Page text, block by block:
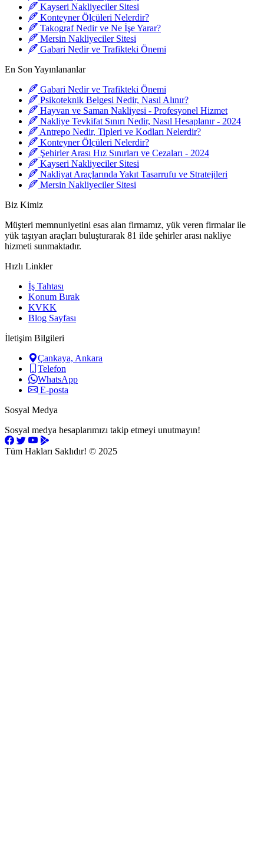
Kayseri Nakliyeciler Sitesi
Konteyner Ölçüleri Nelerdir?
Takograf Nedir ve Ne İşe Yarar?
Mersin Nakliyeciler Sitesi
Gabari Nedir ve Trafikteki Önemi
En Son Yayınlananlar
Gabari Nedir ve Trafikteki Önemi
Psikoteknik Belgesi Nedir, Nasıl Alınır?
Hayvan ve Saman Nakliyesi - Profesyonel Hizmet
Nakliye Tevkifat Sınırı Nedir, Nasıl Hesaplanır - 2024
Antrepo Nedir, Tipleri ve Kodları Nelerdir?
Konteyner Ölçüleri Nelerdir?
Şehirler Arası Hız Sınırları ve Cezaları - 2024
Kayseri Nakliyeciler Sitesi
Nakliyat Araçlarında Yakıt Tasarrufu ve Stratejileri
Mersin Nakliyeciler Sitesi
Biz Kimiz
Müşteri memnuniyetini esas alan firmamız, yük veren firmalar ile
yük taşıyan araçları buluşturarak 81 ilde şehirler arası nakliye
hizmeti sunmaktadır.
Hızlı Linkler
İş Tahtası
Konum Bırak
KVKK
Blog Sayfası
İletişim Bilgileri
Çankaya, Ankara
Telefon
WhatsApp
E-posta
Sosyal Medya
Sosyal medya hesaplarımızı takip etmeyi unutmayın!
Tüm Hakları Saklıdır! © 2025